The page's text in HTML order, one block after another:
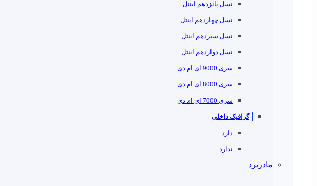
نسل پانزدهم اینتل
نسل چهاردهم اینتل
نسل سیزدهم اینتل
نسل دوازدهم اینتل
سری 9000 ای ام دی
سری 8000 ای ام دی
سری 7000 ای ام دی
گرافیک داخلی
دارد
ندارد
مادربرد